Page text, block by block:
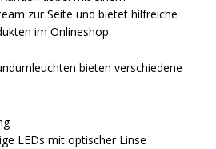
zur Seite und bietet hilfreiche
im Onlineshop.
bieten verschiedene
LEDs mit optischer Linse